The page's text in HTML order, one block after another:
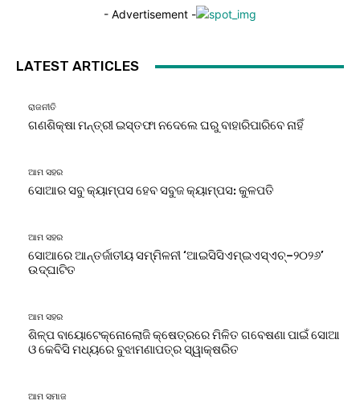
- Advertisement -
LATEST ARTICLES
ରାଜନୀତି
ଗଣଶିକ୍ଷା ମନ୍ତ୍ରୀ ଇସ୍ତଫା ନଦେଲେ ଘରୁ ବାହାରିପାରିବେ ନାହିଁ
ଆମ ସହର
ସୋଆର ସବୁ କ୍ୟାମ୍ପସ ହେବ ସବୁଜ କ୍ୟାମ୍ପସ: କୁଳପତି
ଆମ ସହର
ସୋଆରେ ଆନ୍ତର୍ଜାତୀୟ ସମ୍ମିଳନୀ ‘ଆଇସିସିଏମ୍‌ଇଏସ୍‌ଏଚ୍‌–୨୦୨୬’
ଉଦ୍‌ଘାଟିତ
ଆମ ସହର
ଶିଳ୍ପ ବାୟୋଟେକ୍ନୋଲୋଜି କ୍ଷେତ୍ରରେ ମିଳିତ ଗବେଷଣା ପାଇଁ ସୋଆ
ଓ କେବିସି ମଧ୍ୟରେ ବୁଝାମଣାପତ୍ର ସ୍ୱାକ୍ଷରିତ
ଆମ ସମାଜ